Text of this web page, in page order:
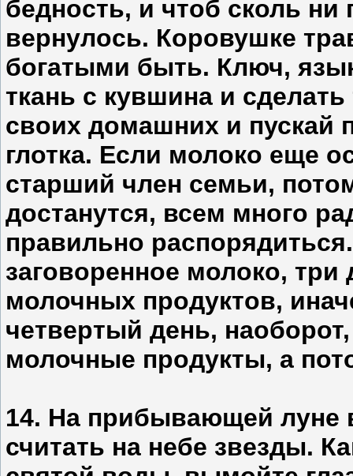
бедность, и чтоб сколь ни
вернулось. Коровушке
богатыми быть. Ключ,
ткань с кувшина и
своих домашних и пускай
глотка. Если молоко еще
старший член семьи,
достанутся, всем много
правильно
заговоренное молоко, три
молочных продуктов,
четвертый день,
молочные продукты, а
14. На прибывающей луне
считать на небе звезды.